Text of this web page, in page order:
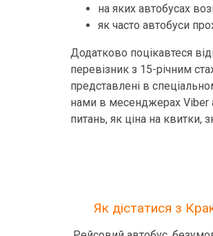
на яких автобусах
як часто автобуси
Додатково поцікавтеся
перевізник з 15-річним
представлені в
нами в месенджерах Viber
питань, як ціна на квитки,
Як дістатися з